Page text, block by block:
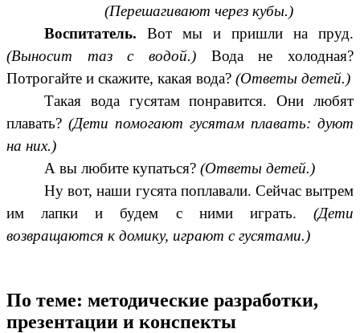
(Перешагивают через кубы.)
Воспитатель.Вот мы и пришли на пруд.
(Выносит таз с водой.) Вода не холодная?
Потрогайте и скажите, какая вода? (Ответы детей.)
Такая вода гусятам понравится. Они любят
плавать? (Дети помогают гусятам плавать: дуют
на них.)
А вы любите купаться?(Ответы детей.)
Ну вот, наши гусята поплавали. Сейчас вытрем
им лапки и будем с ними играть. (Дети
возвращаются к домику, играют с гусятами.)
По теме: методические разработки,
презентации и конспекты